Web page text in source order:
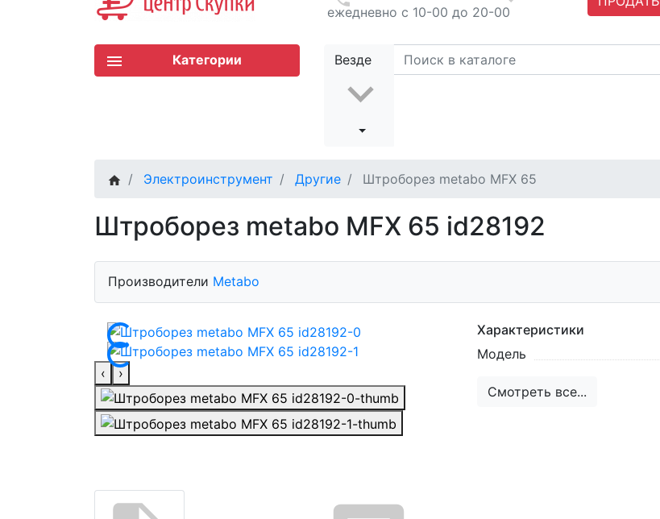
ежедневно с 10-00 до 20-00
Везде
Категории
Электроинструмент Другие Штроборез metabo MFX 65
Штроборез metabo MFX 65 id28192
Производители Metabo
‹ ›
Характеристики
Модель
Смотреть все...